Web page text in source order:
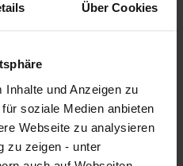
Über Cookies
und Anzeigen zu
soziale Medien anbieten
Webseite zu analysieren
zu zeigen - unter
mit Teebaumöl reinigt
fetter Haare und der